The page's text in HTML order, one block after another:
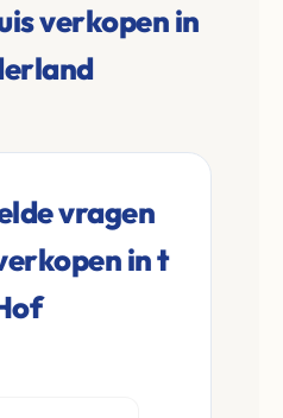
verkopen in
vragen
in t